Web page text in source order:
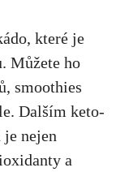
které je‌
Můžete ho
smoothies
Dalším keto-
nejen⁣
a